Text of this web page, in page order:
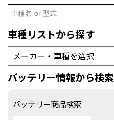
Search
for:
車種リストから探す
バッテリー情報から検索
バッテリー商品検索